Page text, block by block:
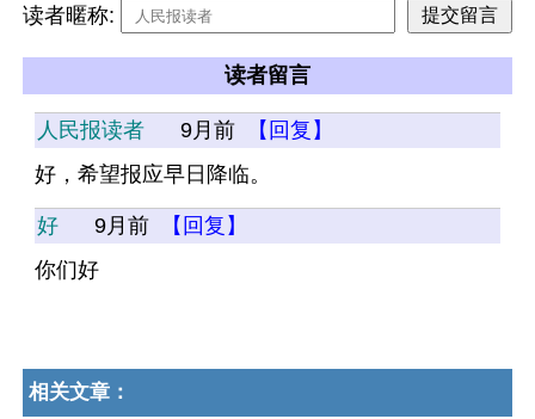
读者暱称:
读者留言
人民报读者 9月前
【回复】
好，希望报应早日降临。
好 9月前
【回复】
你们好
相关文章：